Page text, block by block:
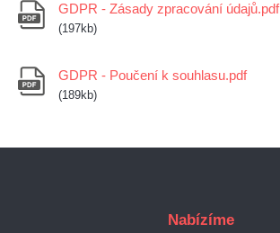
GDPR - Zásady zpracování údajů.pdf
(197kb)
GDPR - Poučení k souhlasu.pdf
(189kb)
Nabízíme